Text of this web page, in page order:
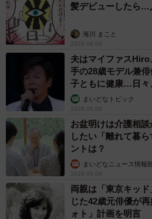
髪デビューしたら…
海川 まこと
2026.08.08
夫はマイファス
手の28歳モデル兼
子ともに健康…日々
まいどなトピック
2026.08.08
お盆明けは介護相
したい「離れて暮
ントは？
まいどなニュース情報
2026.08.08
両親は「東京キッ
じた42歳元俳優が
ォト」計画を明言